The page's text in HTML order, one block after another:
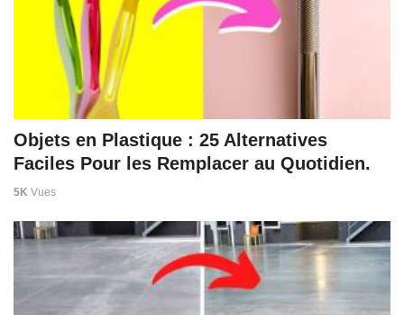
Objets en Plastique : 25 Alternatives
Faciles Pour les Remplacer au Quotidien.
5K Vues